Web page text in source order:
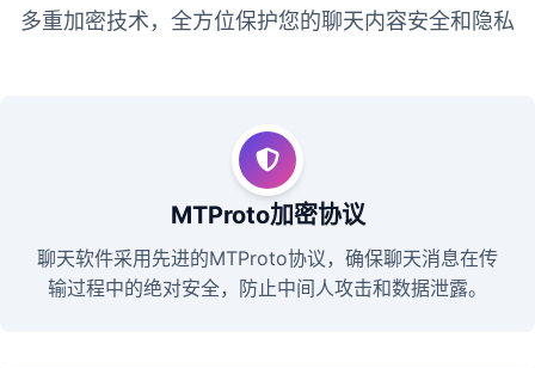
多重加密技术，全方位保护您的聊天内容安全和隐私
MTProto加密协议
聊天软件采用先进的MTProto协议，确保聊天消息在传
输过程中的绝对安全，防止中间人攻击和数据泄露。